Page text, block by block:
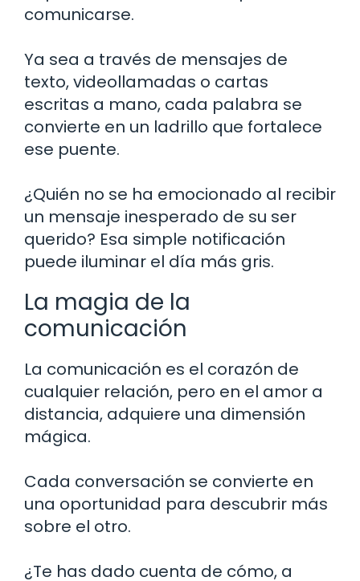
comunicarse.
Ya sea a través de mensajes de
texto, videollamadas o cartas
escritas a mano, cada palabra se
convierte en un ladrillo que fortalece
ese puente.
¿Quién no se ha emocionado al recibir
un mensaje inesperado de su ser
querido? Esa simple notificación
puede iluminar el día más gris.
La magia de la
comunicación
La comunicación es el corazón de
cualquier relación, pero en el amor a
distancia, adquiere una dimensión
mágica.
Cada conversación se convierte en
una oportunidad para descubrir más
sobre el otro.
¿Te has dado cuenta de cómo, a